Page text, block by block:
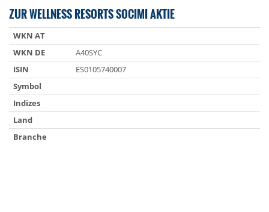
ZUR WELLNESS RESORTS SOCIMI AKTIE
WKN AT
WKN DE
A40SYC
ISIN
ES0105740007
Symbol
Indizes
Land
Branche